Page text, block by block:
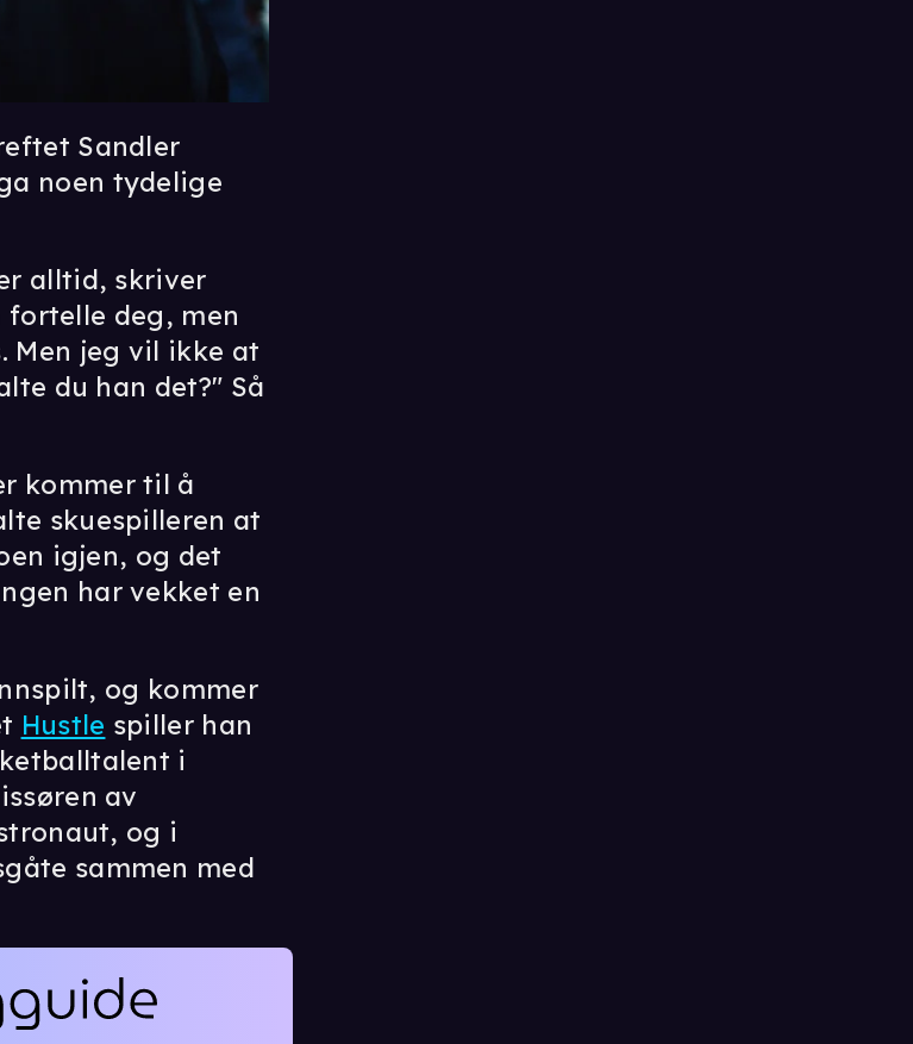
Sandler
noen tydelige
alltid, skriver
deg, men
Men jeg vil ikke at
du han det?" Så
kommer til å
skuespilleren at
igjen, og det
har vekket en
og kommer
Hustle spiller han
i
av
og i
sammen med